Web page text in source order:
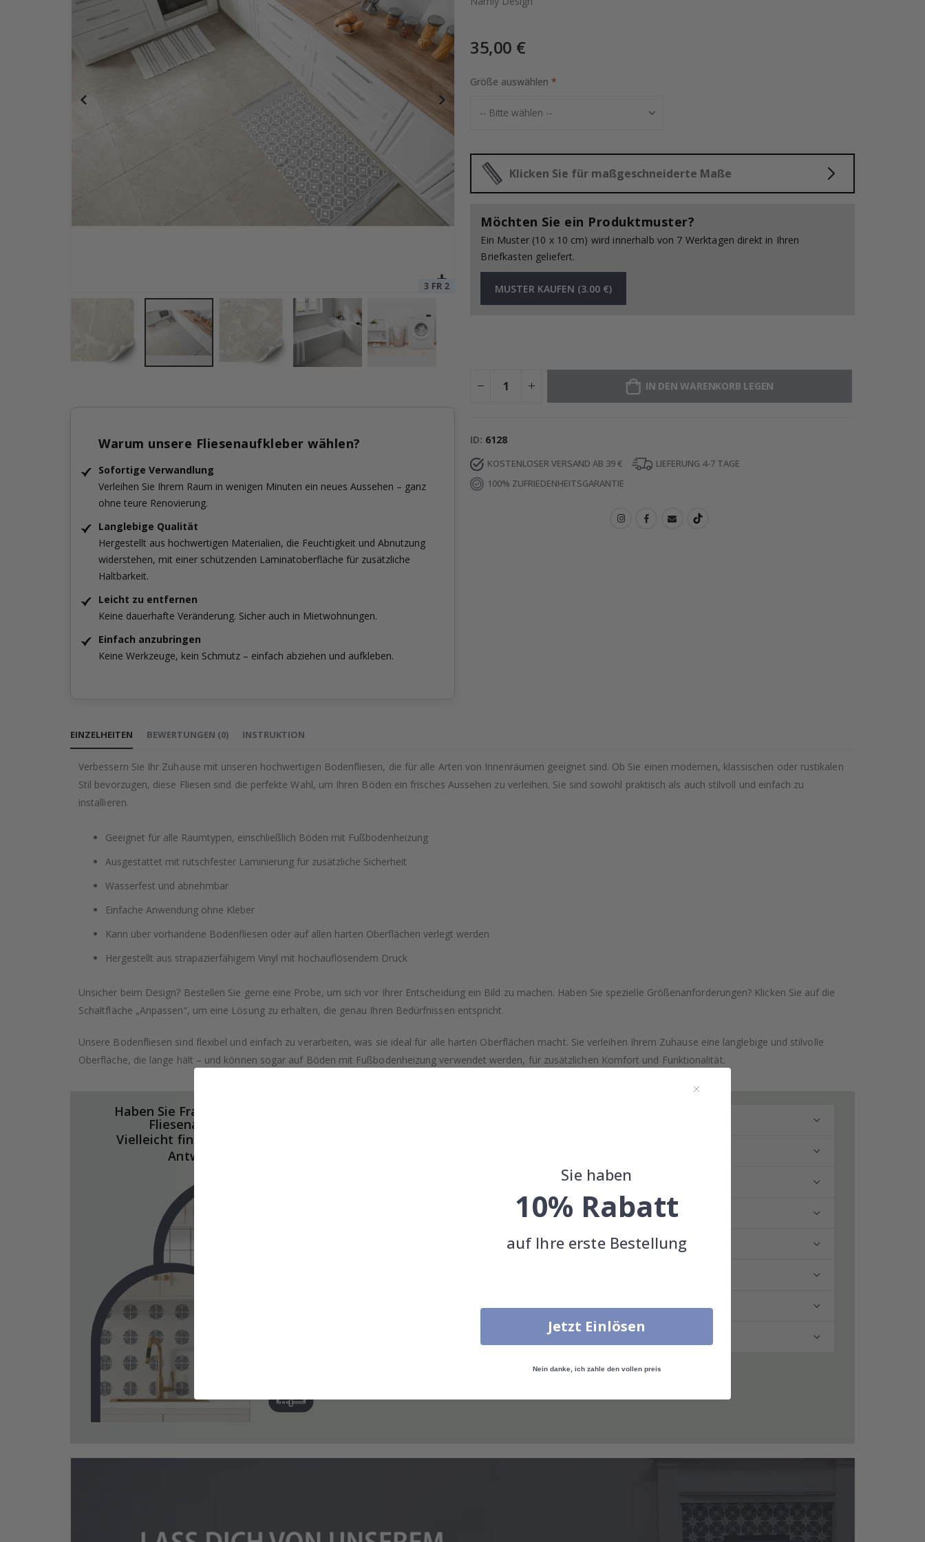
Blau-Weiß Gemusterte Fliesen - 24 Stk.
Price
Warum unsere Fliesenaufkleber wählen?
Sofortige Verwandlung
Verleihen Sie Ihrem Raum in wenigen Minuten ein neues Aussehen – ganz
ohne teure Renovierung.
Langlebige Qualität
Hergestellt aus hochwertigen Materialien, die Feuchtigkeit und Abnutzung
widerstehen, mit einer schützenden Laminatoberfläche für zusätzliche
Haltbarkeit.
Leicht zu entfernen
Keine dauerhafte Veränderung. Sicher auch in Mietwohnungen.
Einfach anzubringen
Keine Werkzeuge, kein Schmutz – einfach abziehen und aufkleben.
der
springen
35,00 €
Größe auswählen
Klicken Sie für maßgeschneiderte Maße
Möchten Sie ein Produktmuster?
Ein Muster (10 x 10 cm) wird innerhalb von 7 Werktagen direkt in Ihren
Briefkasten geliefert.
MUSTER KAUFEN (3.00 €)
IN DEN WARENKORB LEGEN
ID 6128
KOSTENLOSER VERSAND AB 39 €
LIEFERUNG 4-7 TAGE
100% ZUFRIEDENHEITSGARANTIE
EINZELHEITEN
Verbessern Sie Ihr Zuhause mit unseren hochwertigen Bodenfliesen, die für alle Arten von Innenräumen geeignet sind. Ob Sie einen modernen, klassischen oder rustikalen
Stil bevorzugen, diese Fliesen sind die perfekte Wahl, um Ihren Böden ein frisches Aussehen zu verleihen. Sie sind sowohl praktisch als auch stilvoll und einfach zu
installieren.
Geeignet für alle Raumtypen, einschließlich Böden mit Fußbodenheizung
Ausgestattet mit rutschfester Laminierung für zusätzliche Sicherheit
Wasserfest und abnehmbar
Einfache Anwendung ohne Kleber
Kann über vorhandene Bodenfliesen oder auf allen harten Oberflächen verlegt werden
Hergestellt aus strapazierfähigem Vinyl mit hochauflösendem Druck
Unsicher beim Design? Bestellen Sie gerne eine Probe, um sich vor Ihrer Entscheidung ein Bild zu machen. Haben Sie spezielle Größenanforderungen? Klicken Sie auf die
Schaltfläche „Anpassen“, um eine Lösung zu erhalten, die genau Ihren Bedürfnissen entspricht.
Unsere Bodenfliesen sind flexibel und einfach zu verarbeiten, was sie ideal für alle harten Oberflächen macht. Sie verleihen Ihrem Zuhause eine langlebige und stilvolle
Oberfläche, die lange hält – und können sogar auf Böden mit Fußbodenheizung verwendet werden, für zusätzlichen Komfort und Funktionalität.
BEWERTUNGEN (0) INSTRUKTION
Haben Sie Fragen zu unseren
Fliesenaufkleber?
Vielleicht finden Sie hier die
Antworten.
Auf welchen Oberflächen kann ich Fliesenaufkleber anbringen?
Wie werden die Fliesenaufkleber geliefert?
Was mache ich, wenn ich weitere Fragen habe?
Kann man Fliesenaufkleber entfernen, ohne Spuren zu hinterlassen?
Sie haben
10% Rabatt
auf Ihre erste Bestellung
Jetzt Einlösen
Nein danke, ich zahle den vollen preis